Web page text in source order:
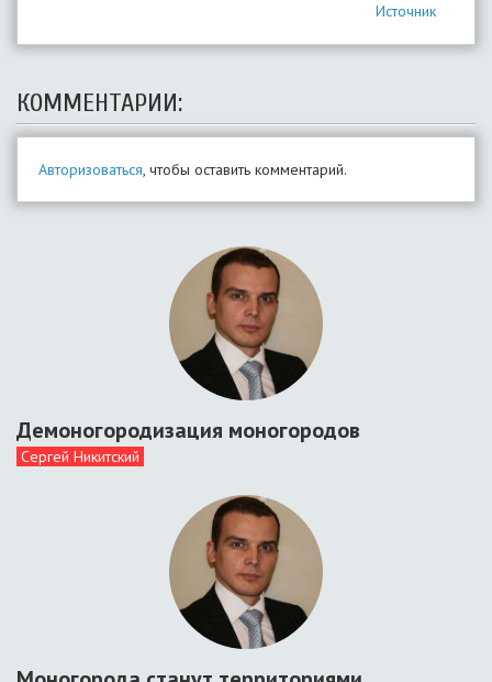
Источник
КОММЕНТАРИИ:
Авторизоваться, чтобы оставить комментарий.
Демоногородизация моногородов
Сергей Никитский